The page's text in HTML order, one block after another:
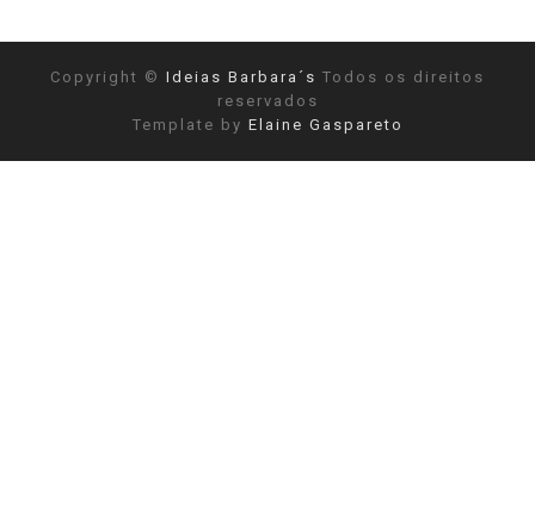
Copyright © Ideias Barbara´s Todos os direitos
reservados
Template by Elaine Gaspareto